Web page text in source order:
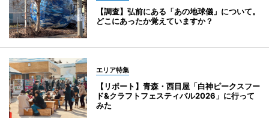
【調査】弘前にある「あの地球儀」について。
どこにあったか覚えていますか？
エリア特集
【リポート】青森・西目屋「白神ピークスフー
ド&クラフトフェスティバル2026」に行って
みた